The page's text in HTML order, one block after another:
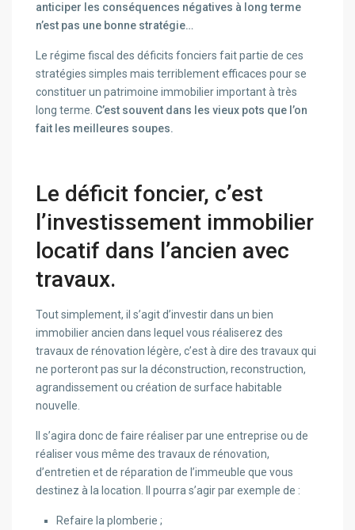
anticiper les conséquences négatives à long terme
n’est pas une bonne stratégie…
Le régime fiscal des déficits fonciers fait partie de ces
stratégies simples mais terriblement efficaces pour se
constituer un patrimoine immobilier important à très
long terme. C’est souvent dans les vieux pots que l’on
fait les meilleures soupes.
Le déficit foncier, c’est
l’investissement immobilier
locatif dans l’ancien avec
travaux.
Tout simplement, il s’agit d’investir dans un bien
immobilier ancien dans lequel vous réaliserez des
travaux de rénovation légère, c’est à dire des travaux qui
ne porteront pas sur la déconstruction, reconstruction,
agrandissement ou création de surface habitable
nouvelle.
Il s’agira donc de faire réaliser par une entreprise ou de
réaliser vous même des travaux de rénovation,
d’entretien et de réparation de l’immeuble que vous
destinez à la location. Il pourra s’agir par exemple de :
Refaire la plomberie ;